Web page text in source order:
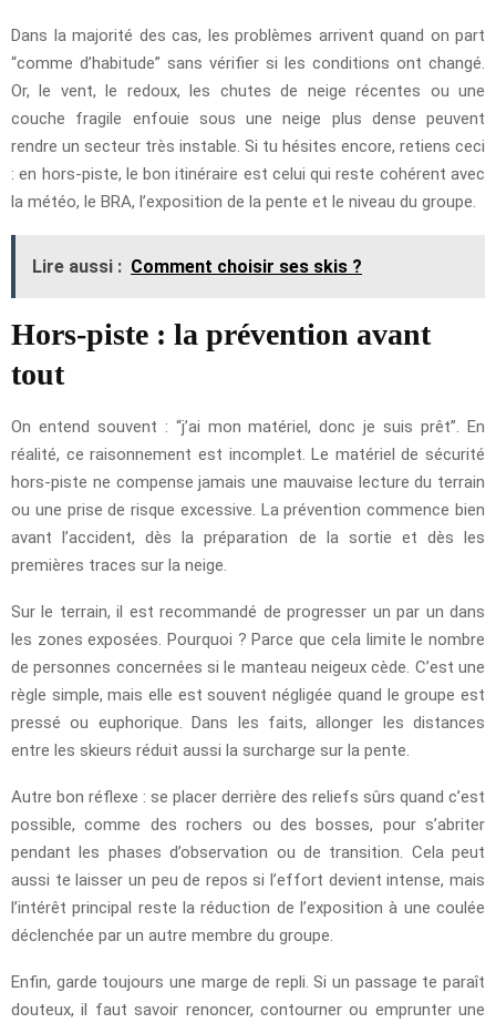
Dans la majorité des cas, les problèmes arrivent quand on part
“comme d’habitude” sans vérifier si les conditions ont changé.
Or, le vent, le redoux, les chutes de neige récentes ou une
couche fragile enfouie sous une neige plus dense peuvent
rendre un secteur très instable. Si tu hésites encore, retiens ceci
: en hors-piste, le bon itinéraire est celui qui reste cohérent avec
la météo, le BRA, l’exposition de la pente et le niveau du groupe.
Lire aussi : Comment choisir ses skis ?
Hors-piste : la prévention avant
tout
On entend souvent : “j’ai mon matériel, donc je suis prêt”. En
réalité, ce raisonnement est incomplet. Le matériel de sécurité
hors-piste ne compense jamais une mauvaise lecture du terrain
ou une prise de risque excessive. La prévention commence bien
avant l’accident, dès la préparation de la sortie et dès les
premières traces sur la neige.
Sur le terrain, il est recommandé de progresser un par un dans
les zones exposées. Pourquoi ? Parce que cela limite le nombre
de personnes concernées si le manteau neigeux cède. C’est une
règle simple, mais elle est souvent négligée quand le groupe est
pressé ou euphorique. Dans les faits, allonger les distances
entre les skieurs réduit aussi la surcharge sur la pente.
Autre bon réflexe : se placer derrière des reliefs sûrs quand c’est
possible, comme des rochers ou des bosses, pour s’abriter
pendant les phases d’observation ou de transition. Cela peut
aussi te laisser un peu de repos si l’effort devient intense, mais
l’intérêt principal reste la réduction de l’exposition à une coulée
déclenchée par un autre membre du groupe.
Enfin, garde toujours une marge de repli. Si un passage te paraît
douteux, il faut savoir renoncer, contourner ou emprunter une